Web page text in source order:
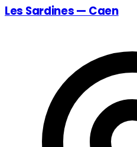
Les Sardines — Caen